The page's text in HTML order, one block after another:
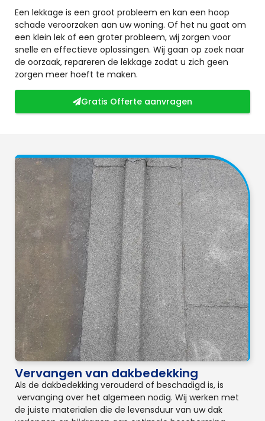
Een lekkage is een groot probleem en kan een hoop
schade veroorzaken aan uw woning. Of het nu gaat om
een klein lek of een groter probleem, wij zorgen voor
snelle en effectieve oplossingen. Wij gaan op zoek naar
de oorzaak, repareren de lekkage zodat u zich geen
zorgen meer hoeft te maken.
Gratis Offerte aanvragen
Vervangen van dakbedekking
Als de dakbedekking verouderd of beschadigd is, is
vervanging over het algemeen nodig. Wij werken met
de juiste materialen die de levensduur van uw dak